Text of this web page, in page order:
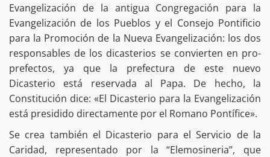
Evangelización de la antigua Congregación para la
Evangelización de los Pueblos y el Consejo Pontificio
para la Promoción de la Nueva Evangelización: los dos
responsables de los dicasterios se convierten en pro-
prefectos, ya que la prefectura de este nuevo
Dicasterio está reservada al Papa. De hecho, la
Constitución dice: «El Dicasterio para la Evangelización
está presidido directamente por el Romano Pontífice».
Se crea también el Dicasterio para el Servicio de la
Caridad, representado por la “Elemosineria”, que